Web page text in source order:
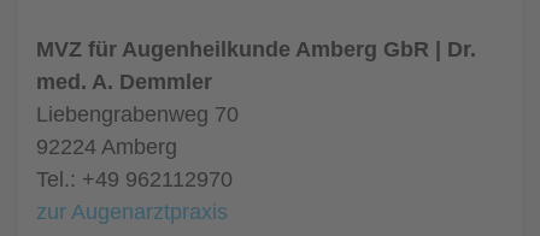
MVZ für Augenheilkunde Amberg GbR | Dr.
med. A. Demmler
Liebengrabenweg 70
92224 Amberg
Tel.: +49 962112970
zur Augenarztpraxis